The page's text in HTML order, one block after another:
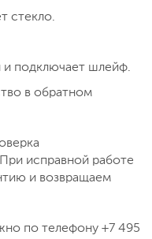
стекло.
и подключает шлейф.
в обратном
исправной работе
и возвращаем
по телефону +7 495